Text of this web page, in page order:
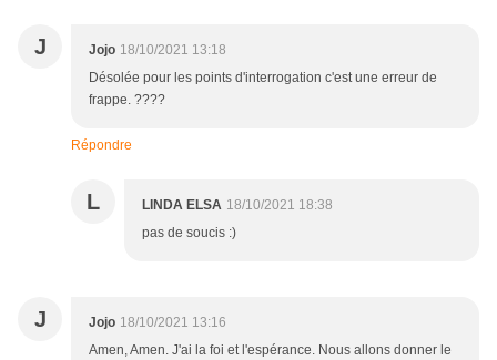
J Jojo 18/10/2021 13:18
Désolée pour les points d'interrogation c'est une erreur de
frappe. ????
Répondre
L LINDA ELSA 18/10/2021 18:38
pas de soucis :)
J Jojo 18/10/2021 13:16
Amen, Amen. J'ai la foi et l'espérance. Nous allons donner le